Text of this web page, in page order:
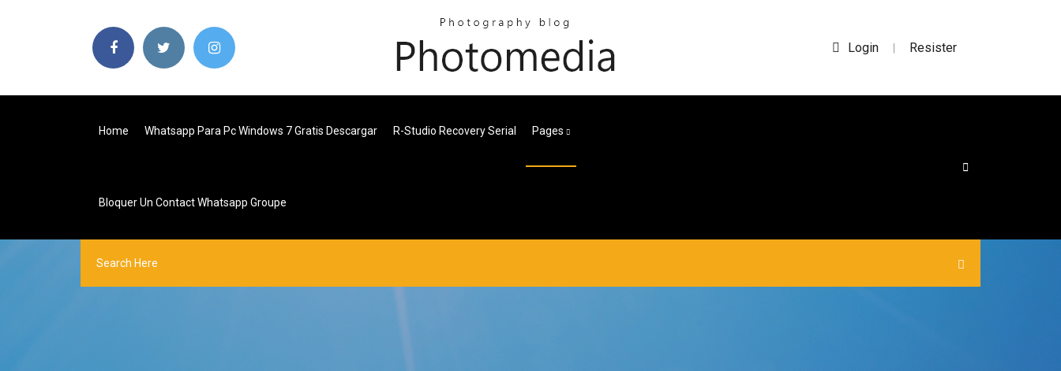
Login | Resister
Home Whatsapp Para Pc Windows 7 Gratis Descargar R-Studio Recovery Serial Pages
Bloquer Un Contact Whatsapp Groupe